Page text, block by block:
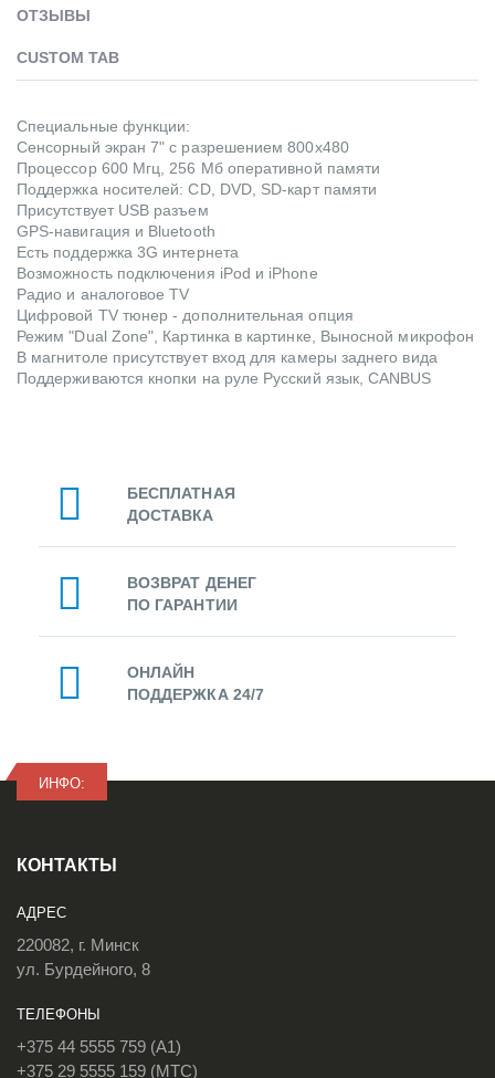
ОТЗЫВЫ
CUSTOM TAB
Специальные функции:
Сенсорный экран 7" с разрешением 800x480
Процессор 600 Мгц, 256 Мб оперативной памяти
Поддержка носителей: CD, DVD, SD-карт памяти
Присутствует USB разъем
GPS-навигация и Bluetooth
Есть поддержка 3G интернета
Возможность подключения iPod и iPhone
Радио и аналоговое TV
Цифровой TV тюнер - дополнительная опция
Режим "Dual Zone", Картинка в картинке, Выносной микрофон
В магнитоле присутствует вход для камеры заднего вида
Поддерживаются кнопки на руле Русский язык, CANBUS
БЕСПЛАТНАЯ
ДОСТАВКА
ВОЗВРАТ ДЕНЕГ
ПО ГАРАНТИИ
ОНЛАЙН
ПОДДЕРЖКА 24/7
ИНФО:
КОНТАКТЫ
АДРЕС
220082, г. Минск
ул. Бурдейного, 8
ТЕЛЕФОНЫ
+375 44 5555 759 (A1)
+375 29 5555 159 (МТС)